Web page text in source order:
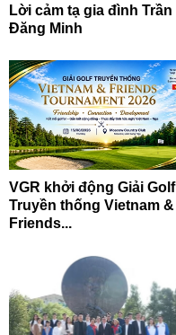
Lời cảm tạ gia đình Trần
Đăng Minh
VGR khởi động Giải Golf
Truyền thống Vietnam &
Friends...